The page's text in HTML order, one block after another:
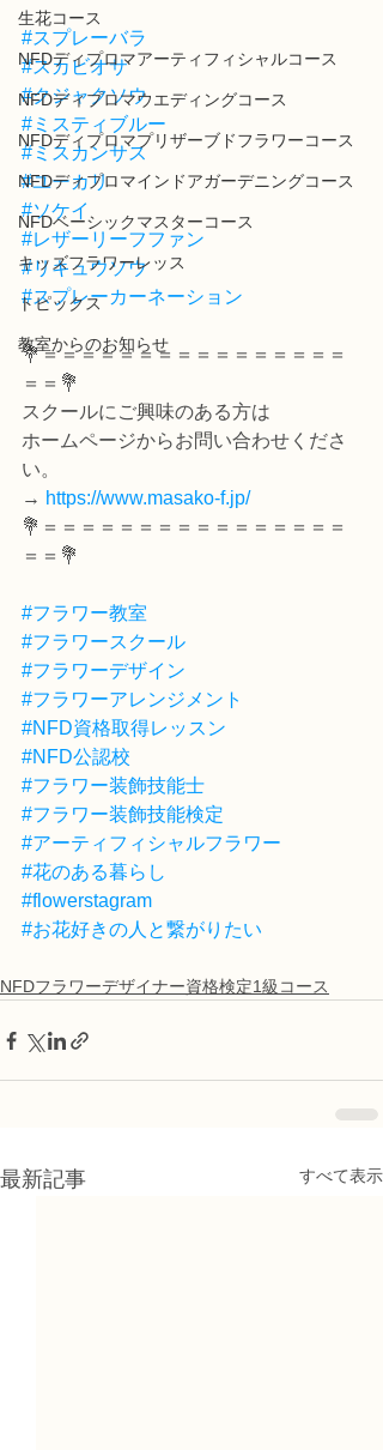
生花コース
NFDディプロマアーティフィシャルコース
NFDディプロマウエディングコース
NFDディプロマプリザーブドフラワーコース
NFDディプロマインドアガーデニングコース
NFDベーシックマスターコース
キッズフラワーレッス
トピックス
教室からのお知らせ
#スプレーバラ
#スカビオサ
#クジャクソウ
#ミスティブルー
#ミスカンサス
#ユーカリ
#ソケイ
#レザーリーフファン
#リキュウソウ
#スプレーカーネーション
💐＝＝＝＝＝＝＝＝＝＝＝＝＝＝＝＝
＝＝💐
スクールにご興味のある方は
ホームページからお問い合わせくださ
い。
→ https://www.masako-f.jp/
💐＝＝＝＝＝＝＝＝＝＝＝＝＝＝＝＝
＝＝💐
#フラワー教室
#フラワースクール
#フラワーデザイン
#フラワーアレンジメント
#NFD資格取得レッスン
#NFD公認校
#フラワー装飾技能士
#フラワー装飾技能検定
#アーティフィシャルフラワー
#花のある暮らし
#flowerstagram
#お花好きの人と繋がりたい
NFDフラワーデザイナー資格検定1級コース
最新記事 すべて表示